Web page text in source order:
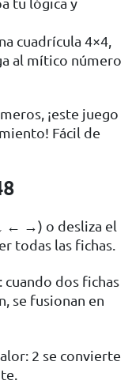
cuadrícula 4×4,
al mítico número
¡este juego
Fácil de
← →) o desliza el
todas las fichas.
cuando dos fichas
se fusionan en
2 se convierte